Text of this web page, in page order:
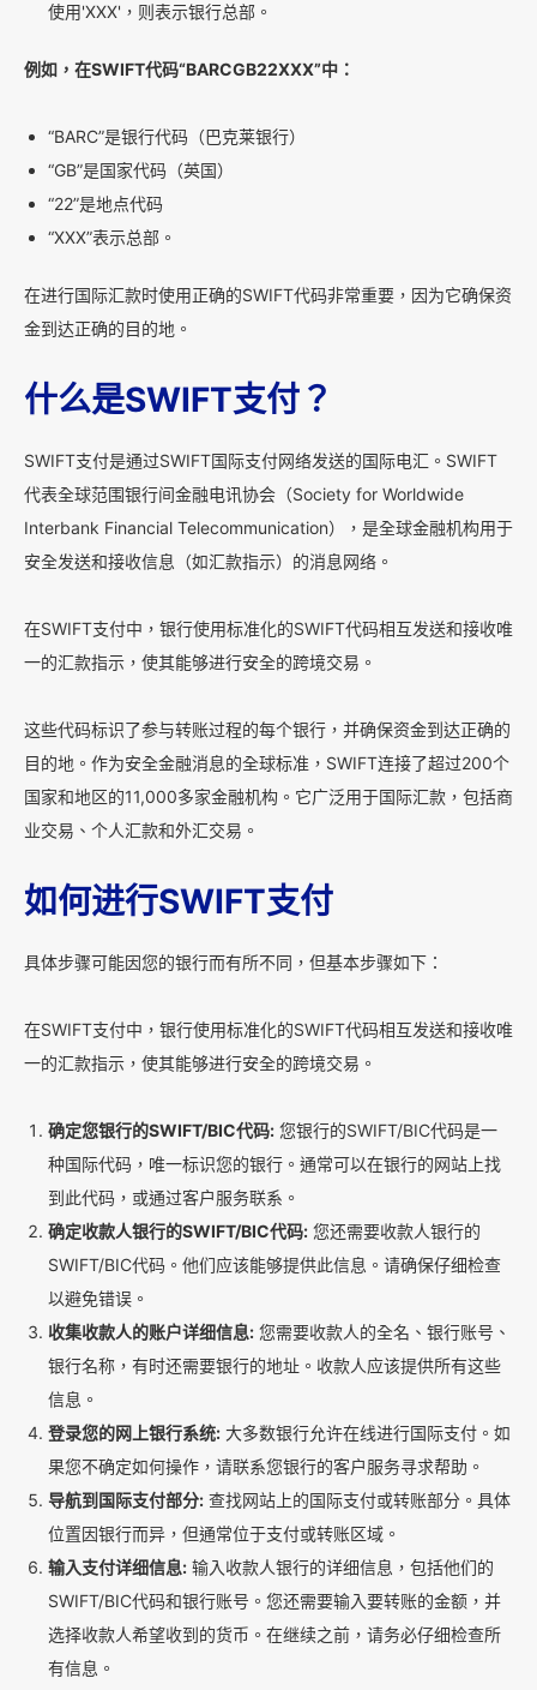
使用'XXX'，则表示银行总部。
例如，在SWIFT代码“BARCGB22XXX”中：
“BARC”是银行代码（巴克莱银行）
“GB”是国家代码（英国）
“22”是地点代码
“XXX”表示总部。
在进行国际汇款时使用正确的SWIFT代码非常重要，因为它确保资
金到达正确的目的地。
什么是SWIFT支付？
SWIFT支付是通过SWIFT国际支付网络发送的国际电汇。SWIFT
代表全球范围银行间金融电讯协会（Society for Worldwide
Interbank Financial Telecommunication），是全球金融机构用于
安全发送和接收信息（如汇款指示）的消息网络。
在SWIFT支付中，银行使用标准化的SWIFT代码相互发送和接收唯
一的汇款指示，使其能够进行安全的跨境交易。
这些代码标识了参与转账过程的每个银行，并确保资金到达正确的
目的地。作为安全金融消息的全球标准，SWIFT连接了超过200个
国家和地区的11,000多家金融机构。它广泛用于国际汇款，包括商
业交易、个人汇款和外汇交易。
如何进行SWIFT支付
具体步骤可能因您的银行而有所不同，但基本步骤如下：
在SWIFT支付中，银行使用标准化的SWIFT代码相互发送和接收唯
一的汇款指示，使其能够进行安全的跨境交易。
确定您银行的SWIFT/BIC代码: 您银行的SWIFT/BIC代码是一
种国际代码，唯一标识您的银行。通常可以在银行的网站上找
到此代码，或通过客户服务联系。
确定收款人银行的SWIFT/BIC代码: 您还需要收款人银行的
SWIFT/BIC代码。他们应该能够提供此信息。请确保仔细检查
以避免错误。
收集收款人的账户详细信息: 您需要收款人的全名、银行账号、
银行名称，有时还需要银行的地址。收款人应该提供所有这些
信息。
登录您的网上银行系统: 大多数银行允许在线进行国际支付。如
果您不确定如何操作，请联系您银行的客户服务寻求帮助。
导航到国际支付部分: 查找网站上的国际支付或转账部分。具体
位置因银行而异，但通常位于支付或转账区域。
输入支付详细信息: 输入收款人银行的详细信息，包括他们的
SWIFT/BIC代码和银行账号。您还需要输入要转账的金额，并
选择收款人希望收到的货币。在继续之前，请务必仔细检查所
有信息。